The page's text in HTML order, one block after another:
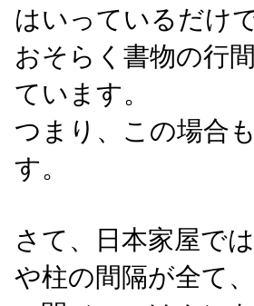
はいっているだけ
おそらく書物の行
ています。
つまり、この場合
す。
さて、日本家屋で
や柱の間隔が全て、